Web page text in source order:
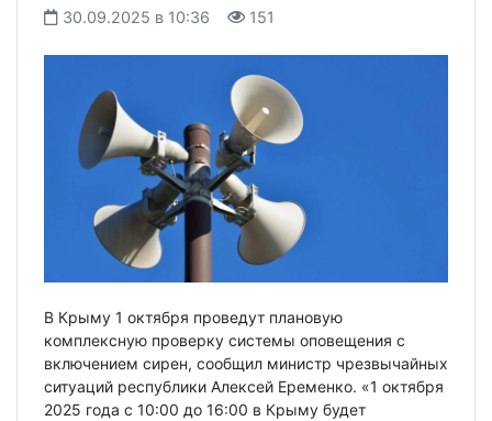
30.09.2025 в 10:36 151
В Крыму 1 октября проведут плановую
комплексную проверку системы оповещения с
включением сирен, сообщил министр чрезвычайных
ситуаций республики Алексей Еременко. «1 октября
2025 года с 10:00 до 16:00 в Крыму будет